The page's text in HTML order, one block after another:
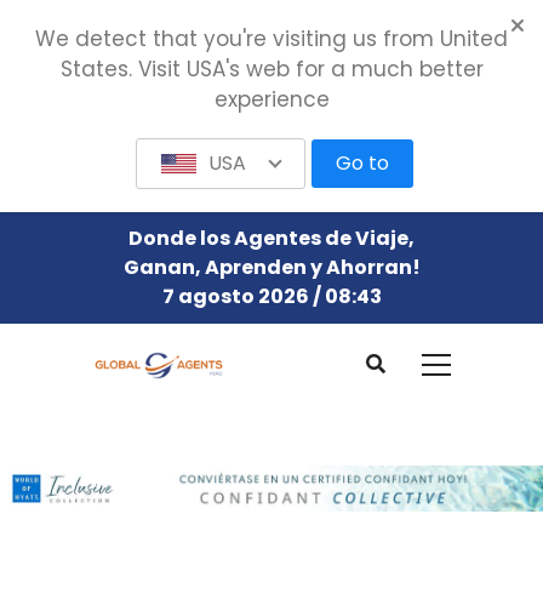
Donde los Agentes de Viaje,
Ganan, Aprenden y Ahorran!
7 agosto 2026 / 08:43
We detect that you're visiting us from United
States. Visit USA's web for a much better
experience
USA Go to